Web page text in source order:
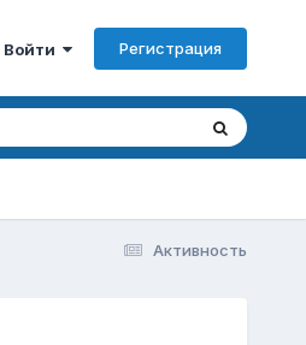
Войти Регистрация
Активность